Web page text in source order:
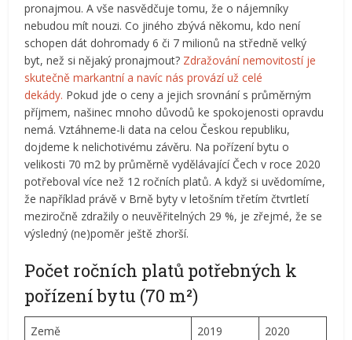
pronajmou. A vše nasvědčuje tomu, že o nájemníky
nebudou mít nouzi. Co jiného zbývá někomu, kdo není
schopen dát dohromady 6 či 7 milionů na středně velký
byt, než si nějaký pronajmout? Zdražování nemovitostí je
skutečně markantní a navíc nás provází už celé
dekády. Pokud jde o ceny a jejich srovnání s průměrným
příjmem, našinec mnoho důvodů ke spokojenosti opravdu
nemá. Vztáhneme-li data na celou Českou republiku,
dojdeme k nelichotivému závěru. Na pořízení bytu o
velikosti 70 m2 by průměrně vydělávající Čech v roce 2020
potřeboval více než 12 ročních platů. A když si uvědomíme,
že například právě v Brně byty v letošním třetím čtvrtletí
meziročně zdražily o neuvěřitelných 29 %, je zřejmé, že se
výsledný (ne)poměr ještě zhorší.
Počet ročních platů potřebných k
pořízení bytu (70 m²)
Země 2019
2020